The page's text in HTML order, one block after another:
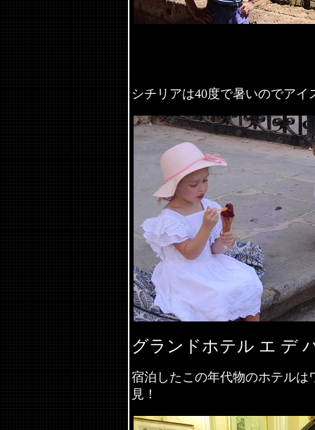
シチリアは40度で暑いので
グランドホテル エ デ
宿泊したこの年代物のホテル
見！